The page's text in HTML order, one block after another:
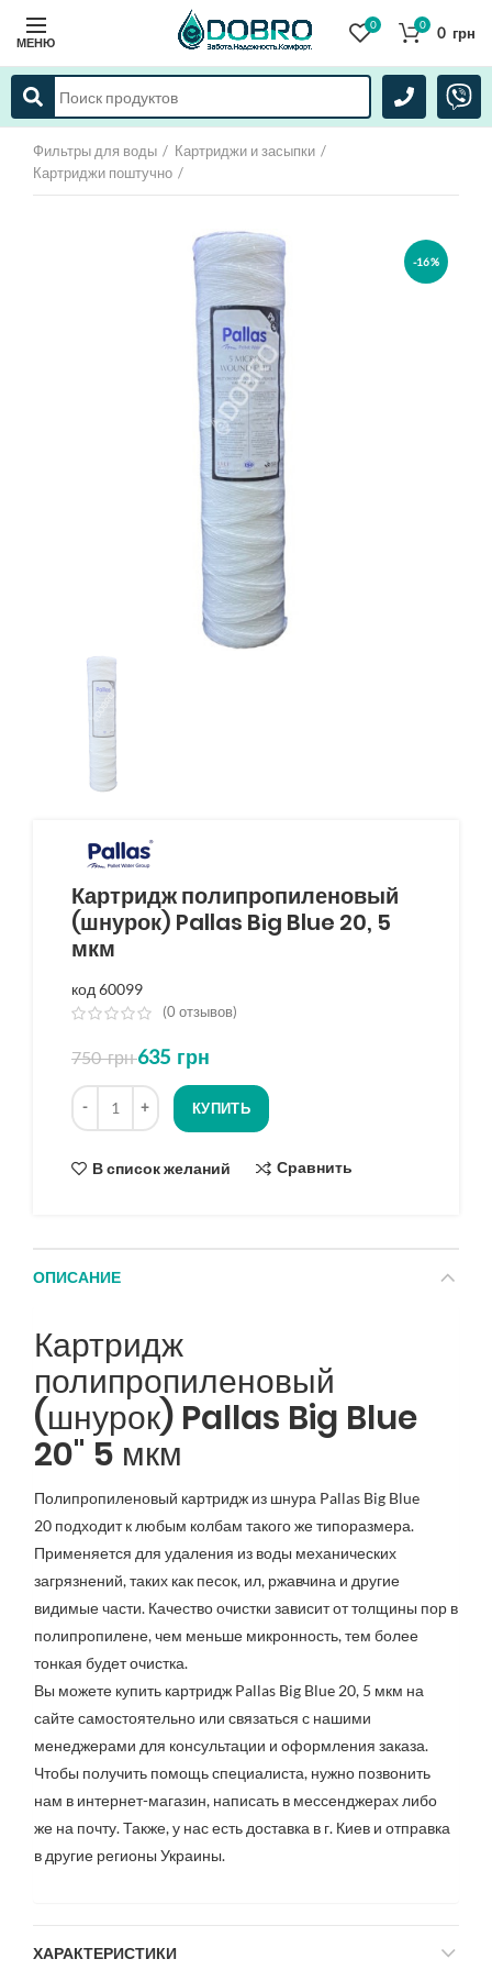
МЕНЮ
0 0 0 грн
Фильтры для воды
Картриджи и засыпки
Картриджи поштучно
-16%
Картридж полипропиленовый
(шнурок) Pallas Big Blue 20, 5
мкм
код 60099
(0 отзывов)
750грн 635 грн
Количество
КУПИТЬ
В список желаний Сравнить
ОПИСАНИЕ
Картридж
полипропиленовый
(шнурок) Pallas Big Blue
20" 5 мкм
Полипропиленовый картридж из шнура Pallas Big Blue
20 подходит к любым колбам такого же типоразмера.
Применяется для удаления из воды механических
загрязнений, таких как песок, ил, ржавчина и другие
видимые части. Качество очистки зависит от толщины пор в
полипропилене, чем меньше микронность, тем более
тонкая будет очистка.
Вы можете купить картридж Pallas Big Blue 20, 5 мкм на
сайте самостоятельно или связаться с нашими
менеджерами для консультации и оформления заказа.
Чтобы получить помощь специалиста, нужно позвонить
нам в интернет-магазин, написать в мессенджерах либо
же на почту. Также, у нас есть доставка в г. Киев и отправка
в другие регионы Украины.
ХАРАКТЕРИСТИКИ